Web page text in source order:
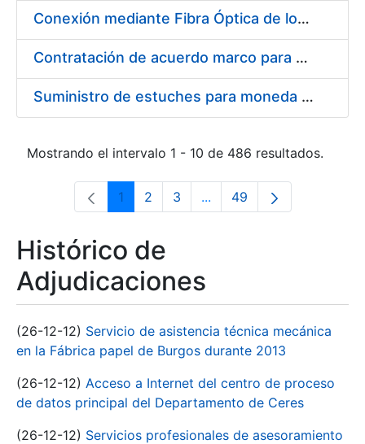
Conexión mediante Fibra Óptica de los Centros de Proceso de Datos (CPDs) de las sedes de la FNMT-RCM de Burgos y Madrid
Contratación de acuerdo marco para el Suministro de Material de Electricidad para la Fábrica Nacional de Moneda y Timbre-Real Casa de la Moneda en su centro de trabajo de Burgos
Suministro de estuches para moneda de 30 €
Mostrando el intervalo 1 - 10 de 486 resultados.
Página
1 Página
2 Página
3 ...Páginas intermedias Use
Página
49
Histórico de
Adjudicaciones
(26-12-12) Servicio de asistencia técnica mecánica
en la Fábrica papel de Burgos durante 2013
(26-12-12) Acceso a Internet del centro de proceso
de datos principal del Departamento de Ceres
(26-12-12) Servicios profesionales de asesoramiento